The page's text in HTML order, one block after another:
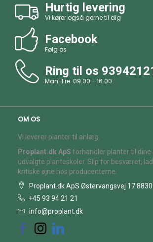
Hurtig levering
Vi kører også gerne til dig
Facebook
Følg os
Ring til os
Man-Fre: 09.00 - 16.00
OM OS
Vi leverer planter til anlæg.
Proplant.dk ApS forhandler planter til
udvalgte planteskoler. Slip for besværet,
kritiske øjne hos producenterne.
Proplant.dk ApS Østervangsvej 17
+45 93 94 21 21
info@proplant.dk